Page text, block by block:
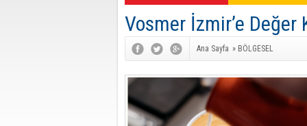
Vosmer İzmir’e
Ana Sayfa » BÖLGESEL